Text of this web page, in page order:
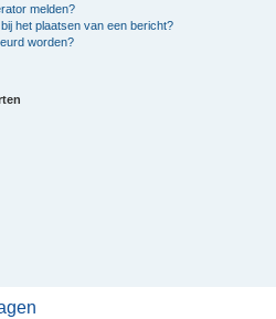
melden?
het plaatsen van een bericht?
worden?